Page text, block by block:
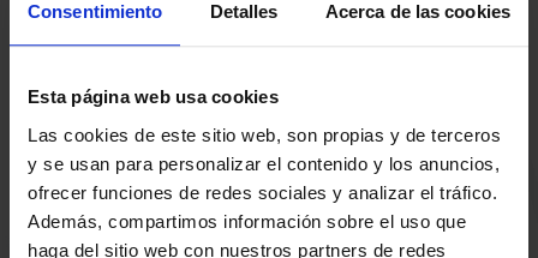
Consentimiento Detalles Acerca de las cookies
Esta página web usa cookies
Las cookies de este sitio web, son propias y de terceros
y se usan para personalizar el contenido y los anuncios,
ofrecer funciones de redes sociales y analizar el tráfico.
Además, compartimos información sobre el uso que
haga del sitio web con nuestros partners de redes
ES EU
NOTICIAS
PLANTILLA
ENTRADAS
NEWSLETTER
últimas noticias y promociones del club.
Email
He leído y acepto laPolítica de privacidaddel SASKI BASKONIA